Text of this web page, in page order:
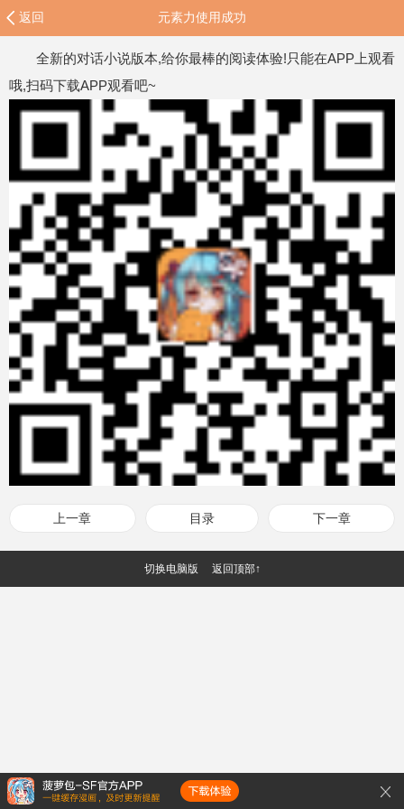
返回 元素力使用成功
全新的对话小说版本,给你最棒的阅读体验!只能在APP上观看
哦,扫码下载APP观看吧~
上一章 目录 下一章
切换电脑版 返回顶部↑